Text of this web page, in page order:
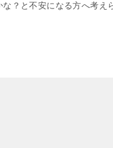
？と不安になる方へ考え